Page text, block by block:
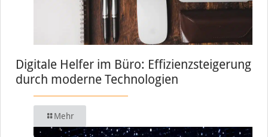
Digitale Helfer im Büro: Effizienzsteigerung
durch moderne Technologien
Mehr